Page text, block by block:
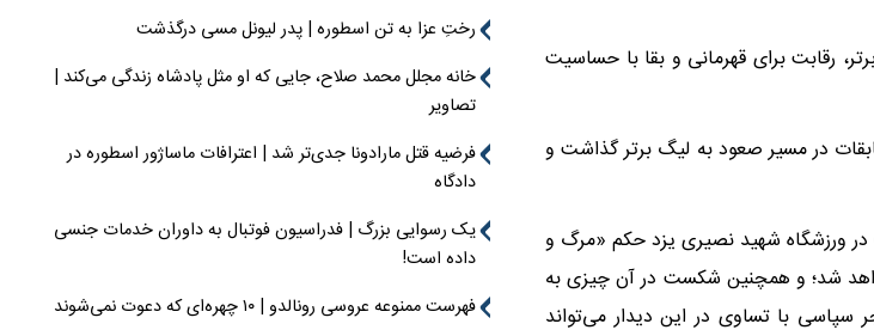
رقابت برای قهرمانی و بقا با حساسیت
در مسیر صعود به لیگ برتر گذاشت و
اردکان و فجر سپاسی شیراز از ساعت ۱۹:۳۰ فردا (پنجشنبه ۱۰ خرداد) در ورزشگاه شهید نصیری یزد حکم «مرگ و
خواهد شد؛ و همچنین شکست در آن چیزی به
سپاسی با تساوی در این دیدار می‌تواند
رختِ عزا به تن اسطوره | پدر لیونل مسی درگذشت
خانه مجلل محمد صلاح، جایی که او مثل پادشاه زندگی می‌کند |
تصاویر
فرضیه قتل مارادونا جدی‌تر شد | اعترافات ماساژور اسطوره در
دادگاه
یک رسوایی بزرگ | فدراسیون فوتبال به داوران خدمات جنسی
داده است!
فهرست ممنوعه عروسی رونالدو | ۱۰ چهره‌ای که دعوت نمی‌شوند